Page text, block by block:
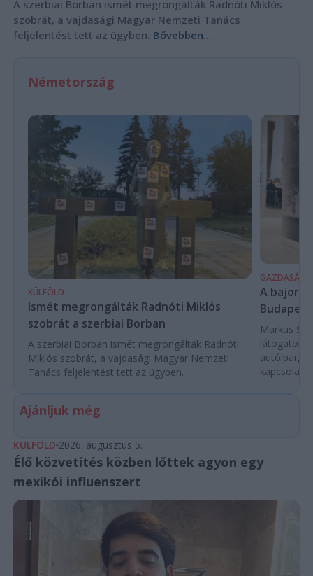
A szerbiai Borban ismét megrongálták Radnóti Miklós
szobrát, a vajdasági Magyar Nemzeti Tanács
feljelentést tett az ügyben. Bővebben...
Németország
KÜLFÖLD
Ismét megrongálták Radnóti Miklós
szobrát a szerbiai Borban
A szerbiai Borban ismét megrongálták Radnóti
Miklós szobrát, a vajdasági Magyar Nemzeti
Tanács feljelentést tett az ügyben.
GAZDASÁG
A bajor
Markus
látogatott
autóipar,
Ajánljuk még
KÜLFÖLD 2026. augusztus 5.
Élő közvetítés közben lőttek agyon egy
mexikói influenszert